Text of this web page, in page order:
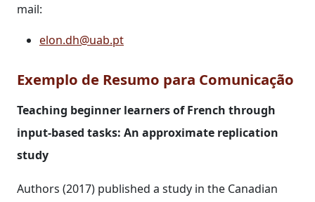
mail:
elon.dh@uab.pt
Exemplo de Resumo para Comunicação
Teaching beginner learners of French through
input‐based tasks: An approximate replication
study
Authors (2017) published a study in the Canadian